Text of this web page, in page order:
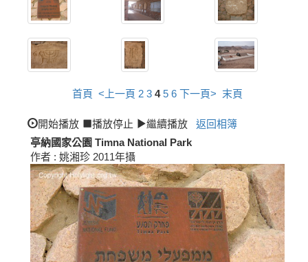
首頁 <上一頁 2 3 4 5 6 下一頁> 末頁
開始播放 播放停止 繼續播放
返回相簿
亭納國家公園 Timna National Park
作者 : 姚湘珍 2011年攝